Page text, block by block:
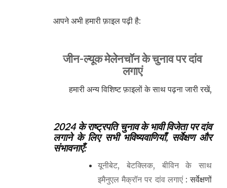
आपने अभी हमारी फ़ाइल पढ़ी है:
जीन-ल्यूक मेलेनचॉन के चुनाव पर दांव
लगाएं
हमारी अन्य विशिष्ट फ़ाइलों के साथ पढ़ना जारी रखें,
2024 के राष्ट्रपति चुनाव के भावी विजेता पर दांव
लगाने के लिए सभी भविष्यवाणियाँ, सर्वेक्षण और
संभावनाएँ:
यूनीबेट, बेटक्लिक, बीविन के साथ
इमैनुएल मैक्रॉन पर दांव लगाएं: सर्वेक्षणों